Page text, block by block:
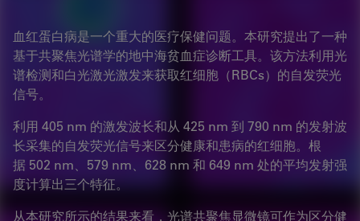
血红蛋白病是一个重大的医疗保健问题。本研究提出了一种
基于共聚焦光谱学的地中海贫血症诊断工具。该方法利用光
谱检测和白光激光激发来获取红细胞（RBCs）的自发荧光
信号。
利用 405 nm 的激发波长和从 425 nm 到 790 nm 的发射波
长采集的自发荧光信号来区分健康和患病的红细胞。根
据 502 nm、579 nm、628 nm 和 649 nm 处的平均发射强
度计算出三个特征。
从本研究所示的结果来看，光谱共聚焦显微镜可作为区分健